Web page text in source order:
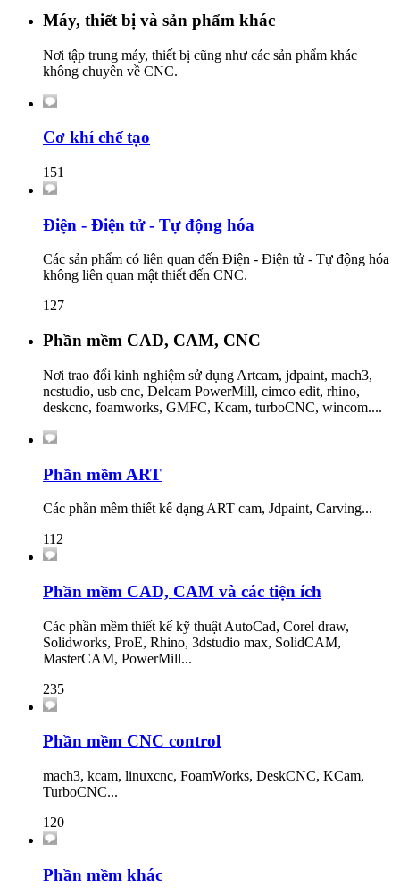
Máy, thiết bị và sản phẩm khác
Nơi tập trung máy, thiết bị cũng như các sản phẩm khác
không chuyên về CNC.
Cơ khí chế tạo
151
Điện - Điện tử - Tự động hóa
Các sản phẩm có liên quan đến Điện - Điện tử - Tự động hóa
không liên quan mật thiết đến CNC.
127
Phần mềm CAD, CAM, CNC
Nơi trao đổi kinh nghiệm sử dụng Artcam, jdpaint, mach3,
ncstudio, usb cnc, Delcam PowerMill, cimco edit, rhino,
deskcnc, foamworks, GMFC, Kcam, turboCNC, wincom....
Phần mềm ART
Các phần mềm thiết kế dạng ART cam, Jdpaint, Carving...
112
Phần mềm CAD, CAM và các tiện ích
Các phần mềm thiết kế kỹ thuật AutoCad, Corel draw,
Solidworks, ProE, Rhino, 3dstudio max, SolidCAM,
MasterCAM, PowerMill...
235
Phần mềm CNC control
mach3, kcam, linuxcnc, FoamWorks, DeskCNC, KCam,
TurboCNC...
120
Phần mềm khác